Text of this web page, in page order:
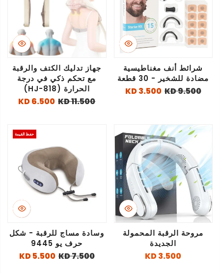
شرائط أنف مغناطيسية
مضادة للشخير - 30 قطعة
9.500 KD
3.500 KD
جهاز تدليك الكتف والرقبة
مع تحكم ذكي في درجة
الحرارة (HJ-818)
11.500 KD
6.500 KD
مروحة الرقبة المحمولة
الجديدة
3.500 KD
حفظ القيمة
وسادة مساج للرقبة - شكل
حرف يو 9445
7.500 KD
5.500 KD